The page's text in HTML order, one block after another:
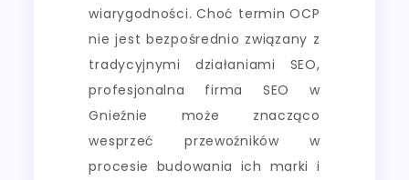
wiarygodności. Choć termin OCP
nie jest bezpośrednio związany z
tradycyjnymi działaniami SEO,
profesjonalna firma SEO w
Gnieźnie może znacząco
wesprzeć przewoźników w
procesie budowania ich marki i